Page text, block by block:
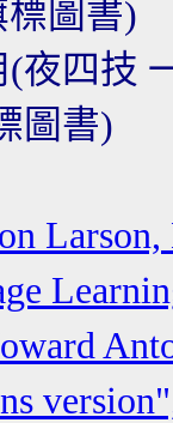
標 圖書)
夜四技
圖書)